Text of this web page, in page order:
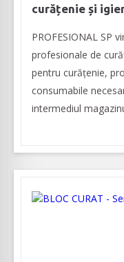
curățenie și
PROFESIONAL SP
profesionale de
pentru curățenie,
consumabile
intermediul